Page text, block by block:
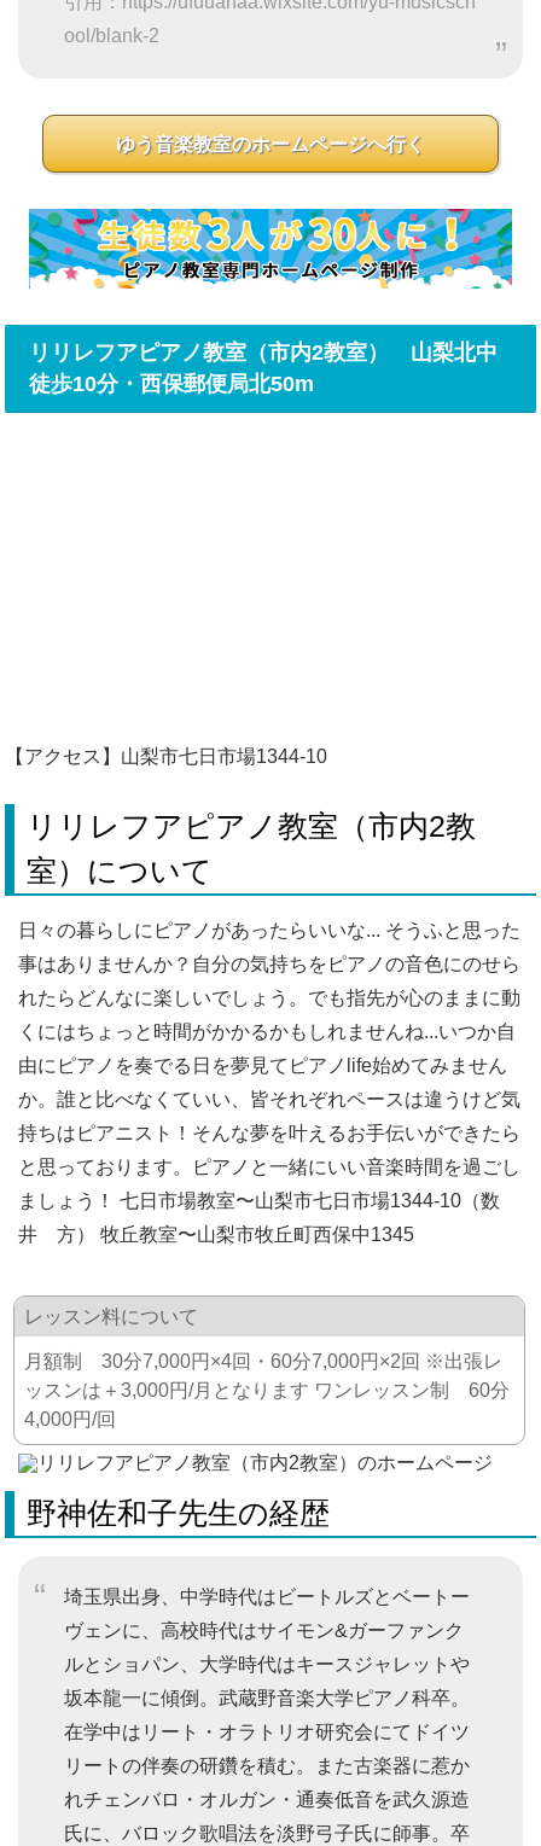
ool/blank-2
ゆう音楽教室のホームページへ行く
リリレフアピアノ教室（市内2教室） 山梨北中
徒歩10分・西保郵便局北50m
【アクセス】山梨市七日市場1344-10
リリレフアピアノ教室（市内2教
室）について
日々の暮らしにピアノがあったらいいな... そうふと思った
事はありませんか？自分の気持ちをピアノの音色にのせら
れたらどんなに楽しいでしょう。でも指先が心のままに動
くにはちょっと時間がかかるかもしれませんね...いつか自
由にピアノを奏でる日を夢見てピアノlife始めてみません
か。誰と比べなくていい、皆それぞれペースは違うけど気
持ちはピアニスト！そんな夢を叶えるお手伝いができたら
と思っております。ピアノと一緒にいい音楽時間を過ごし
ましょう！ 七日市場教室〜山梨市七日市場1344-10（数
井 方） 牧丘教室〜山梨市牧丘町西保中1345
レッスン料について
月額制 30分7,000円×4回・60分7,000円×2回 ※出張レ
ッスンは＋3,000円/月となります ワンレッスン制 60分
4,000円/回
野神佐和子先生の経歴
埼玉県出身、中学時代はビートルズとベートー
ヴェンに、高校時代はサイモン&ガーファンク
ルとショパン、大学時代はキースジャレットや
坂本龍一に傾倒。武蔵野音楽大学ピアノ科卒。
在学中はリート・オラトリオ研究会にてドイツ
リートの伴奏の研鑽を積む。また古楽器に惹か
れチェンバロ・オルガン・通奏低音を武久源造
氏に、バロック歌唱法を淡野弓子氏に師事。卒